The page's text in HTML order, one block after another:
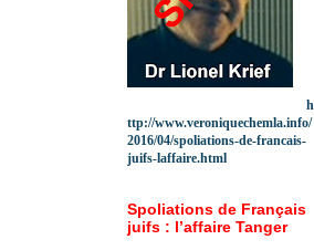
h
ttp://www.veroniquechemla.info/
2016/04/spoliations-de-francais-
juifs-laffaire.html
Spoliations de Français
juifs : l’affaire Tanger